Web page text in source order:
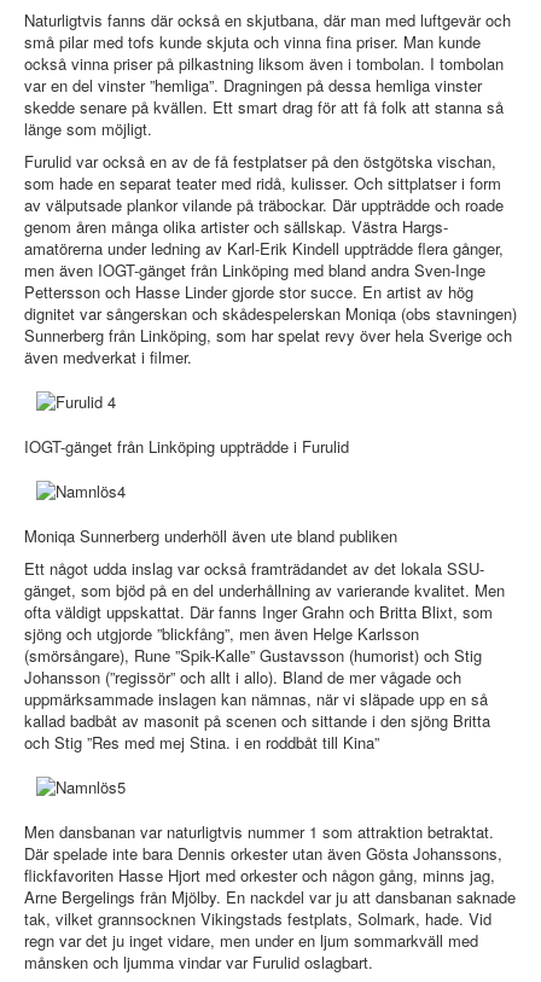
Naturligtvis fanns där också en skjutbana, där man med luftgevär och
små pilar med tofs kunde skjuta och vinna fina priser. Man kunde
också vinna priser på pilkastning liksom även i tombolan. I tombolan
var en del vinster ”hemliga”. Dragningen på dessa hemliga vinster
skedde senare på kvällen. Ett smart drag för att få folk att stanna så
länge som möjligt.
Furulid var också en av de få festplatser på den östgötska vischan,
som hade en separat teater med ridå, kulisser. Och sittplatser i form
av välputsade plankor vilande på träbockar. Där uppträdde och roade
genom åren många olika artister och sällskap. Västra Hargs-
amatörerna under ledning av Karl-Erik Kindell uppträdde flera gånger,
men även IOGT-gänget från Linköping med bland andra Sven-Inge
Pettersson och Hasse Linder gjorde stor succe. En artist av hög
dignitet var sångerskan och skådespelerskan Moniqa (obs stavningen)
Sunnerberg från Linköping, som har spelat revy över hela Sverige och
även medverkat i filmer.
IOGT-gänget från Linköping uppträdde i Furulid
Moniqa Sunnerberg underhöll även ute bland publiken
Ett något udda inslag var också framträdandet av det lokala SSU-
gänget, som bjöd på en del underhållning av varierande kvalitet. Men
ofta väldigt uppskattat. Där fanns Inger Grahn och Britta Blixt, som
sjöng och utgjorde ”blickfång”, men även Helge Karlsson
(smörsångare), Rune ”Spik-Kalle” Gustavsson (humorist) och Stig
Johansson (”regissör” och allt i allo). Bland de mer vågade och
uppmärksammade inslagen kan nämnas, när vi släpade upp en så
kallad badbåt av masonit på scenen och sittande i den sjöng Britta
och Stig ”Res med mej Stina. i en roddbåt till Kina”
Men dansbanan var naturligtvis nummer 1 som attraktion betraktat.
Där spelade inte bara Dennis orkester utan även Gösta Johanssons,
flickfavoriten Hasse Hjort med orkester och någon gång, minns jag,
Arne Bergelings från Mjölby. En nackdel var ju att dansbanan saknade
tak, vilket grannsocknen Vikingstads festplats, Solmark, hade. Vid
regn var det ju inget vidare, men under en ljum sommarkväll med
månsken och ljumma vindar var Furulid oslagbart.